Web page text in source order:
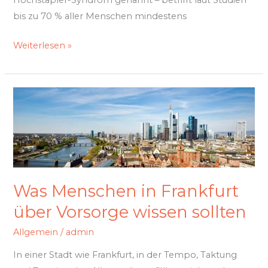
bis zu 70 % aller Menschen mindestens
Weiterlesen »
Was Menschen in Frankfurt
über Vorsorge wissen sollten
Allgemein / admin
In einer Stadt wie Frankfurt, in der Tempo, Taktung
Menschen
Frankfurt
über
wissen
sollten